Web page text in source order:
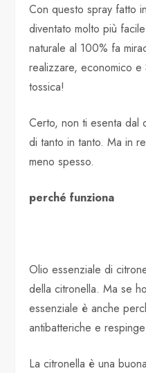
Con questo spray fatto
diventato molto più
naturale al 100% fa
realizzare, economico e
tossica!
Certo, non ti esenta dal
di tanto in tanto. Ma in
meno spesso.
perché funziona
Olio essenziale di
della citronella. Ma se
essenziale è anche
antibatteriche e
La citronella è una